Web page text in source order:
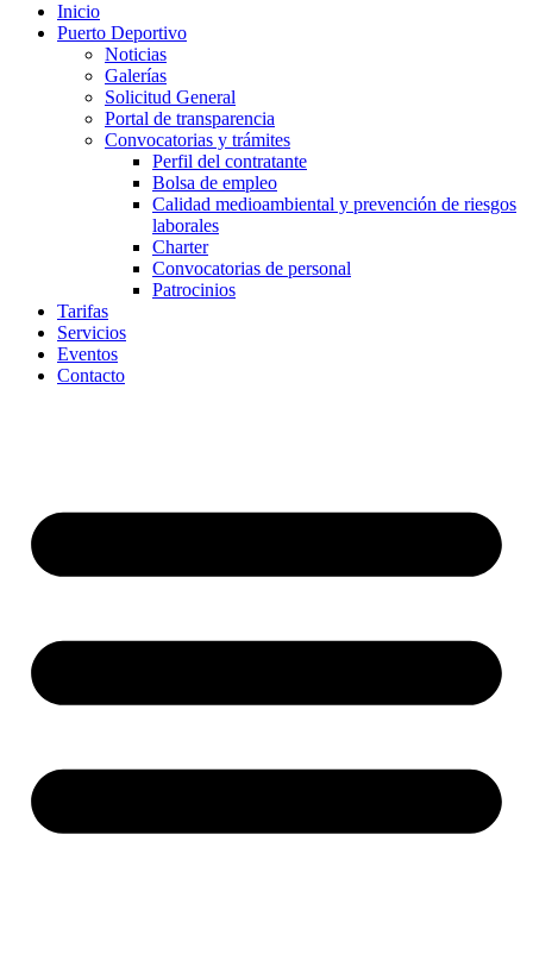
Inicio
Puerto Deportivo
Noticias
Galerías
Solicitud General
Portal de transparencia
Convocatorias y trámites
Perfil del contratante
Bolsa de empleo
Calidad medioambiental y prevención de riesgos
laborales
Charter
Convocatorias de personal
Patrocinios
Tarifas
Servicios
Eventos
Contacto